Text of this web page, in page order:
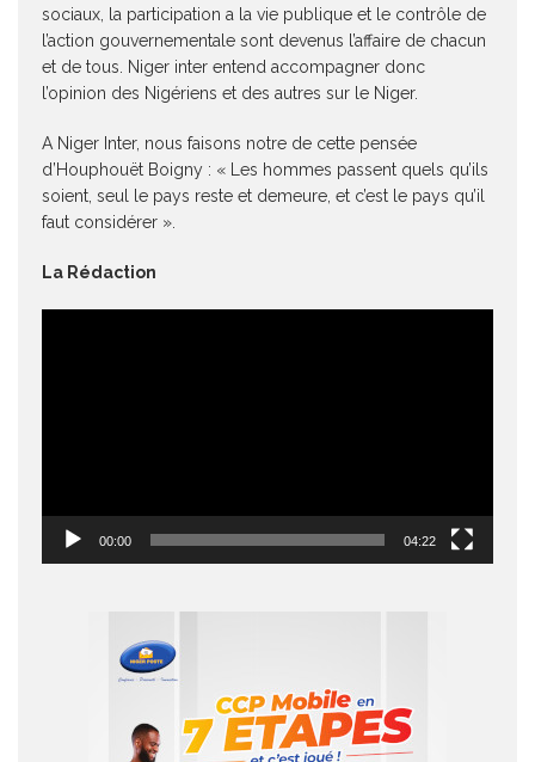
sociaux, la participation a la vie publique et le contrôle de
l’action gouvernementale sont devenus l’affaire de chacun
et de tous. Niger inter entend accompagner donc
l’opinion des Nigériens et des autres sur le Niger.
A Niger Inter, nous faisons notre de cette pensée
d’Houphouët Boigny : « Les hommes passent quels qu’ils
soient, seul le pays reste et demeure, et c’est le pays qu’il
faut considérer ».
La Rédaction
00:00 04:22